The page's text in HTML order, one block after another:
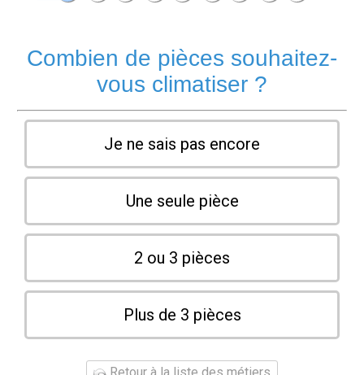
Combien de pièces souhaitez-
vous climatiser ?
Je ne sais pas encore
Une seule pièce
2 ou 3 pièces
Plus de 3 pièces